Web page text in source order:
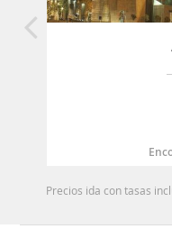
Precios ida con tasas